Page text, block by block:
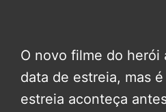
O novo filme do herói
data de estreia, mas
estreia aconteça